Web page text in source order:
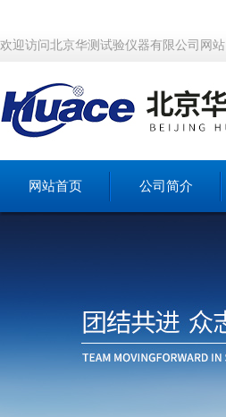
欢迎访问北京华测试验仪器有限公司网站
网站首页 公司简介